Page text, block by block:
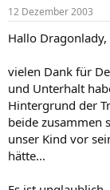
12 Dezember 2003
Hallo Dragonlady,
vielen Dank für
und Unterhalt
Hintergrund der
beide zusammen
unser Kind vor
hätte...